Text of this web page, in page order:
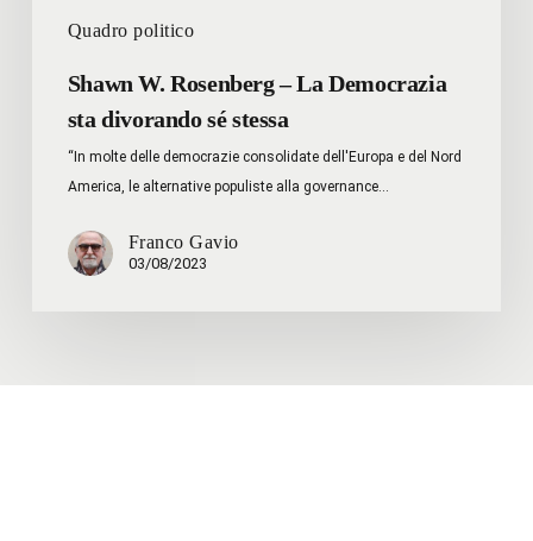
Quadro politico
Shawn W. Rosenberg – La Democrazia
sta divorando sé stessa
“In molte delle democrazie consolidate dell'Europa e del Nord
America, le alternative populiste alla governance…
Franco Gavio
03/08/2023